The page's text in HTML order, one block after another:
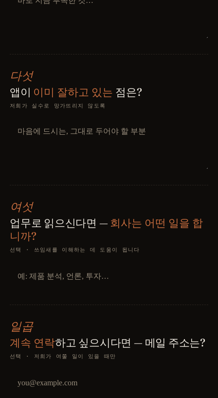
다섯
앱이 이미 잘하고 있는 점은?
저희가 실수로 망가뜨리지 않도록
여섯
업무로 읽으신다면 — 회사는 어떤 일을 합
니까?
선택 · 쓰임새를 이해하는 데 도움이 됩니다
일곱
계속 연락하고 싶으시다면 — 메일 주소는?
선택 · 저희가 여쭐 일이 있을 때만